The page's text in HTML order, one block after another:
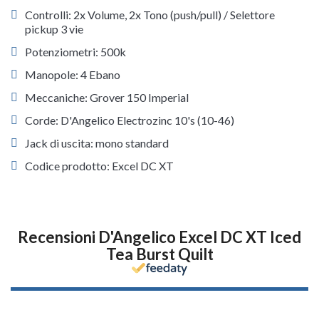
Controlli: 2x Volume, 2x Tono (push/pull) / Selettore
pickup 3 vie
Potenziometri: 500k
Manopole: 4 Ebano
Meccaniche: Grover 150 Imperial
Corde: D'Angelico Electrozinc 10's (10-46)
Jack di uscita: mono standard
Codice prodotto: Excel DC XT
Recensioni D'Angelico Excel DC XT Iced
Tea Burst Quilt